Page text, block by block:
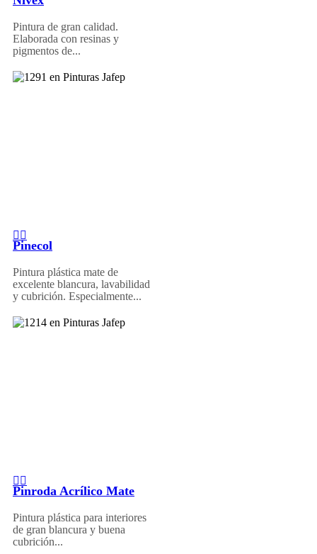
Pintura de gran calidad.
Elaborada con resinas y
pigmentos de...
Pinecol
Pintura plástica mate de
excelente blancura, lavabilidad
y cubrición. Especialmente...
Pinroda Acrílico Mate
Pintura plástica para interiores
de gran blancura y buena
cubrición...